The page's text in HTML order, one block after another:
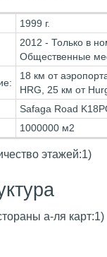
1999 г.
2012 - Только в
Общественные
18 км от
HRG, 25 км от
Safaga Road
1000000 м2
этажей:1)
а-ля карт:1)